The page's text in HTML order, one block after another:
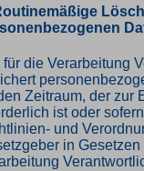
für die Verarbeitung
Zeitraum, der zur
ist oder
und
in